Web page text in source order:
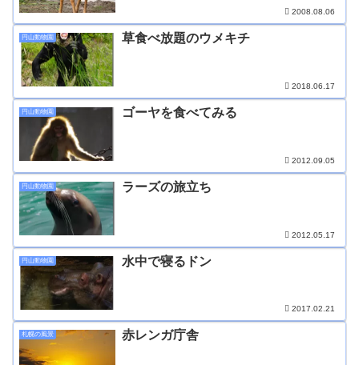
2008.08.06
円山動物園 草食べ放題のウメキチ
2018.06.17
円山動物園 ゴーヤを食べてみる
2012.09.05
円山動物園 ラーズの旅立ち
2012.05.17
円山動物園 水中で寝るドン
2017.02.21
札幌の風景 赤レンガ庁舎